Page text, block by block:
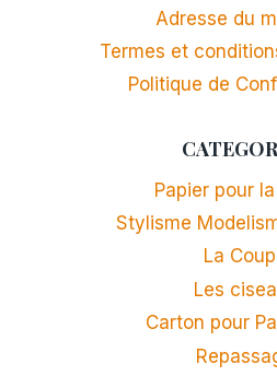
Adresse du
Termes et
Politique de
Papier pour
Stylisme
La
Les
Carton pour